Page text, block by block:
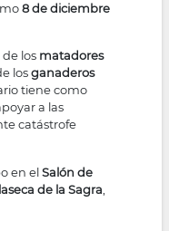
8 de diciembre
los matadores
losganaderos
tiene como
a las
catástrofe
en elSalón de
de la Sagra